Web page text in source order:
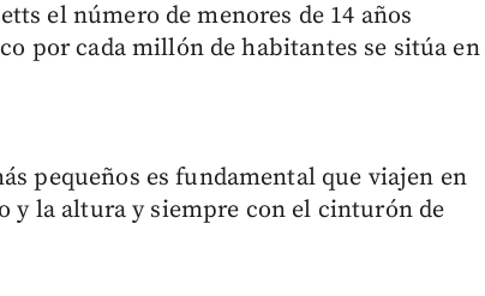
el número de menores de 14 años
por cada millón de habitantes se sitúa en
pequeños es fundamental que viajen en
y la altura y siempre con el cinturón de